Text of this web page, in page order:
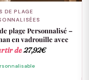
DE PLAGE
plage Personnalisé –
en vadrouille avec
de27,92€